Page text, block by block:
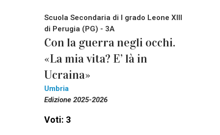
Scuola Secondaria di I grado Leone XIII
di Perugia (PG) - 3A
Con la guerra negli occhi.
«La mia vita? E’ là in
Ucraina»
Umbria
Edizione 2025-2026
Voti: 3